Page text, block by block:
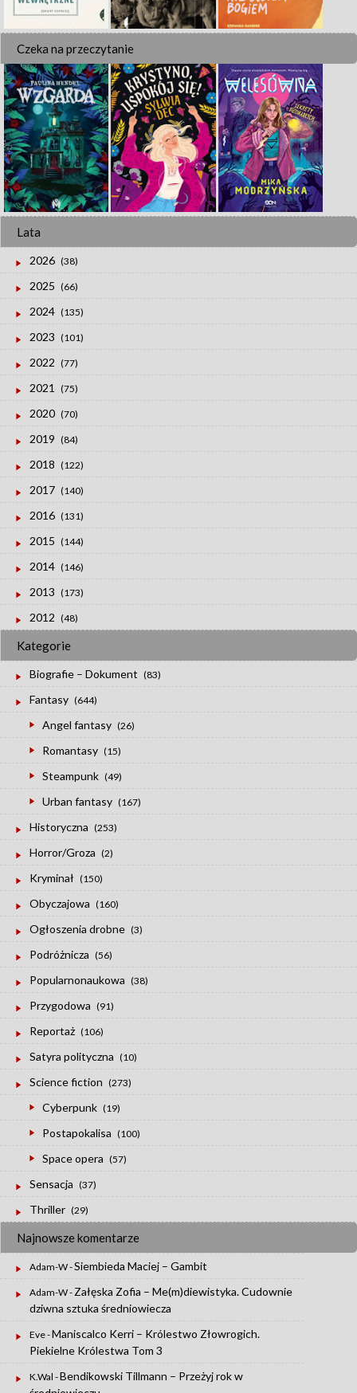
Czeka na przeczytanie
Lata
2026 (38)
2025 (66)
2024 (135)
2023 (101)
2022 (77)
2021 (75)
2020 (70)
2019 (84)
2018 (122)
2017 (140)
2016 (131)
2015 (144)
2014 (146)
2013 (173)
2012 (48)
Kategorie
Biografie – Dokument (83)
Fantasy (644)
Angel fantasy (26)
Romantasy (15)
Steampunk (49)
Urban fantasy (167)
Historyczna (253)
Horror/Groza (2)
Kryminał (150)
Obyczajowa (160)
Ogłoszenia drobne (3)
Podróżnicza (56)
Popularnonaukowa (38)
Przygodowa (91)
Reportaż (106)
Satyra polityczna (10)
Science fiction (273)
Cyberpunk (19)
Postapokalisa (100)
Space opera (57)
Sensacja (37)
Thriller (29)
Najnowsze komentarze
Adam-W-Siembieda Maciej – Gambit
Adam-W- Załęska Zofia – Me(m)diewistyka. Cudownie
dziwna sztuka średniowiecza
Eve-Maniscalco Kerri – Królestwo Złowrogich.
Piekielne Królestwa Tom 3
K.Wal -Bendikowski Tillmann – Przeżyj rok w